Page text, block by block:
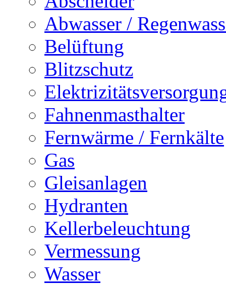
Abwasser /
Belüftung
Blitzschutz
Fahnenmasthalter
Fernwärme / Fernkälte
Gas
Gleisanlagen
Hydranten
Kellerbeleuchtung
Vermessung
Wasser